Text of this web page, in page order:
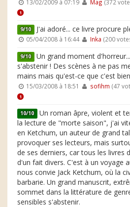
13/02/2009 à 07:19 Mag (372
1
9/10 J'ai adoré... ce livre procure
05/04/2008 à 16:44 Inka (200
9/10 Un grand moment
s'abstenir ! Des scènes à ne pas
mains mais qu'est-ce que c'est
15/03/2008 à 18:51 sofihm (47
1
10/10 Un roman âpre, violent et
la lecture de "morte saison", j'ai
en Ketchum, un auteur de grand
provoquer ses lecteurs, mais
de ses derniers, car tous les livres
d'un fait divers. C'est à un voyage
nous convie Jack Ketchum, où la
barbarie. Un grand manuscrit,
sommet dans la littérature de
sensibles s'abstenir.